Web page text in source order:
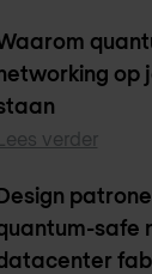
op
verder
safe